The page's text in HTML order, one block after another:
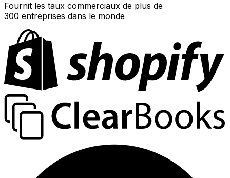
Fournit les taux commerciaux de plus de
300 entreprises dans le monde